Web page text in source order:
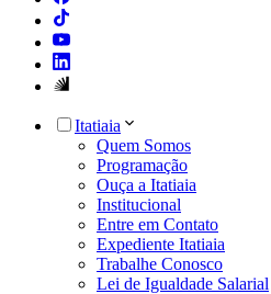
Itatiaia
Quem Somos
Programação
Ouça a Itatiaia
Institucional
Entre em Contato
Expediente Itatiaia
Trabalhe Conosco
Lei de Igualdade Salarial